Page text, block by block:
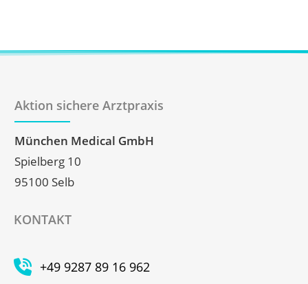
Aktion sichere Arztpraxis
München Medical GmbH
Spielberg 10
95100 Selb
KONTAKT
+49 9287 89 16 962